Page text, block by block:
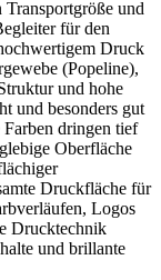
und
für den
Druck
(Popeline),
und hohe
und besonders gut
dringen tief
Oberfläche
Druckfläche für
Logos
Drucktechnik
und brillante